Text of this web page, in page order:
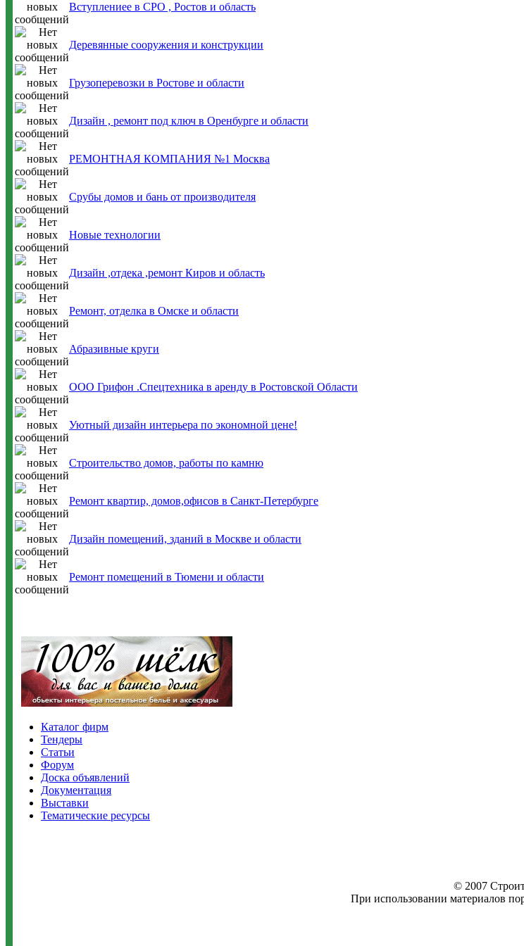
Вступлениее в СРO , Ростов и область
Деревянные сооружения и конструкции
Грузоперевозки в Ростове и области
Дизайн , ремонт под ключ в Оренбурге и области
РЕМОНТНАЯ КОМПАНИЯ №1 Москва
Срубы домов и бань от производителя
Новые технологии
Дизайн ,отдека ,ремонт Киров и область
Ремонт, отделка в Омске и области
Абразивные круги
ООО Грифон .Спецтехника в аренду в Ростовской Области
Уютный дизайн интерьера по экономной цене!
Строительство домов, работы по камню
Ремонт квартир, домов,офисов в Санкт-Петербурге
Дизайн помещений, зданий в Москве и области
Ремонт помещений в Тюмени и области
Каталог фирм
Тендеры
Статьи
Форум
Доска объявлений
Документация
Выставки
Тематические ресурсы
© 2007
При использовании материалов